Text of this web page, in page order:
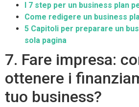
I 7 step per un business plan
Come redigere un business
5 Capitoli per preparare un
sola pagina
7. Fare impresa:
ottenere i
tuo business?